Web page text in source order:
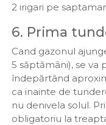
2 irigari pe
6. Prima
Cand gazonul
5 săptămâni), se va
îndepărtând
ca inainte de
nu denivela solul.
obligatoriu la